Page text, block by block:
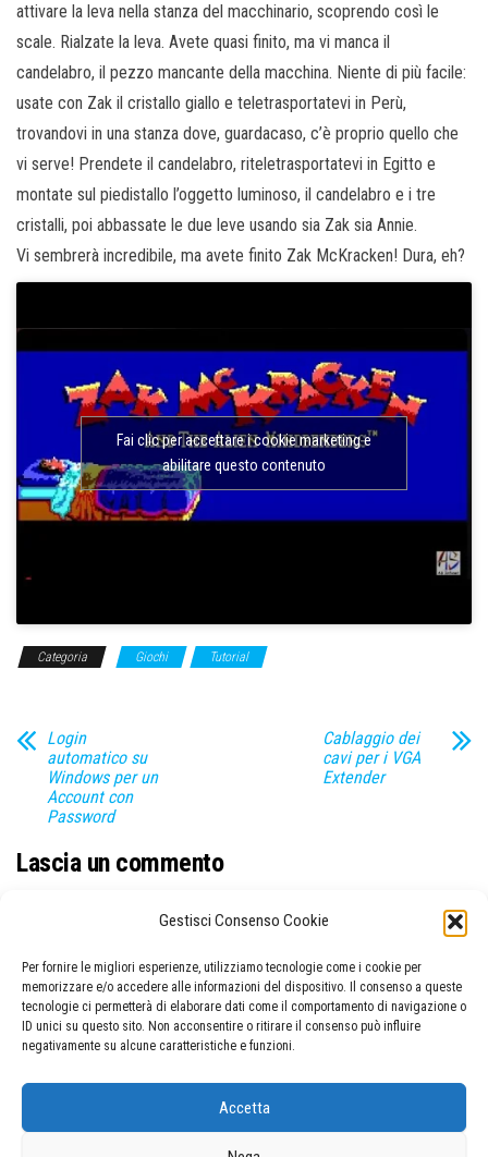
Gestisci Consenso Cookie
Per fornire le migliori esperienze, utilizziamo tecnologie come i cookie per
memorizzare e/o accedere alle informazioni del dispositivo. Il consenso a queste
tecnologie ci permetterà di elaborare dati come il comportamento di navigazione o
ID unici su questo sito. Non acconsentire o ritirare il consenso può influire
negativamente su alcune caratteristiche e funzioni.
Accetta
attivare la leva nella stanza del macchinario, scoprendo così le
scale. Rialzate la leva. Avete quasi finito, ma vi manca il
candelabro, il pezzo mancante della macchina. Niente di più facile:
usate con Zak il cristallo giallo e teletrasportatevi in Perù,
trovandovi in una stanza dove, guardacaso, c’è proprio quello che
vi serve! Prendete il candelabro, riteletrasportatevi in Egitto e
montate sul piedistallo l’oggetto luminoso, il candelabro e i tre
cristalli, poi abbassate le due leve usando sia Zak sia Annie.
Vi sembrerà incredibile, ma avete finito Zak McKracken! Dura, eh?
Fai clic per accettare i cookie marketing e
abilitare questo contenuto
Categoria Giochi Tutorial
Login
automatico su
Windows per un
Account con
Password
Cablaggio dei
cavi per i VGA
Extender
Lascia un commento
ARTICOLI RECENTI
Lista canali TV DVB-T/T2
Soluzione completa di Indiana Jones And The Last Crusade
Soluzione completa di Monkey Island 2: LeChuck’s Revenge